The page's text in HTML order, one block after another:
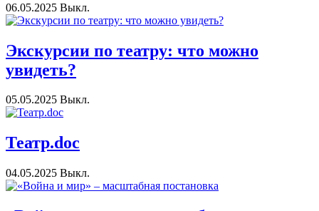
06.05.2025 Выкл.
Экскурсии по театру: что можно
увидеть?
05.05.2025 Выкл.
Театр.doc
04.05.2025 Выкл.